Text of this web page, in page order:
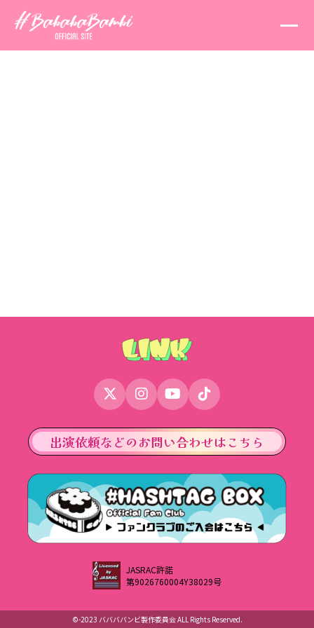
出演依頼などのお問い合わせはこちら
JASRAC許諾
第9026760004Y38029号
©︎-2023 ババババンビ製作委員会 ALL Rights Reserved.